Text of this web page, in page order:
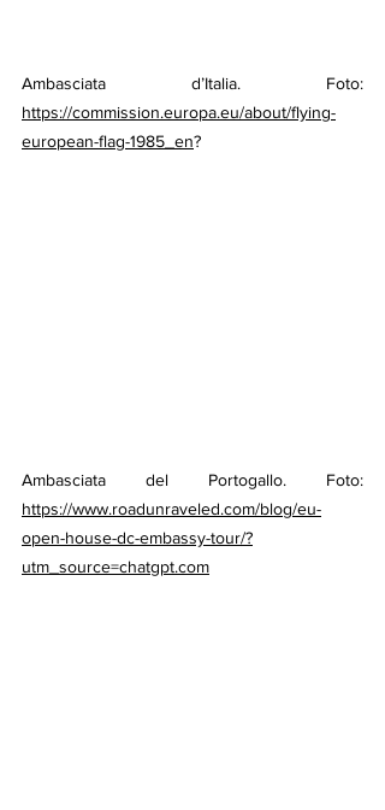
Ambasciata d’Italia. Foto:
https://commission.europa.eu/about/flying-
european-flag-1985_en?
Ambasciata del Portogallo. Foto:
https://www.roadunraveled.com/blog/eu-
open-house-dc-embassy-tour/?
utm_source=chatgpt.com